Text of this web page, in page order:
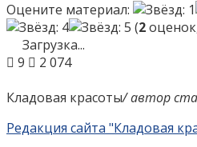
Оцените материал:
(2
Загрузка...
9
2 074
Кладовая красоты/ автор
Редакция сайта "Кладовая